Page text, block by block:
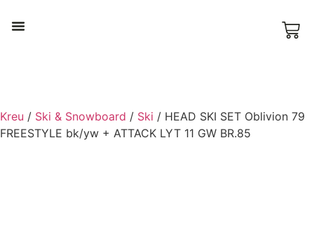
Kreu / Ski & Snowboard / Ski / HEAD SKI SET Oblivion 79
FREESTYLE bk/yw + ATTACK LYT 11 GW BR.85